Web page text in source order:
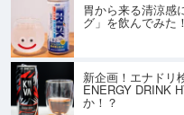
胃から来る清涼感
グ」を飲んでみた！
新企画！エナドリ
ENERGY DRINK
か！？